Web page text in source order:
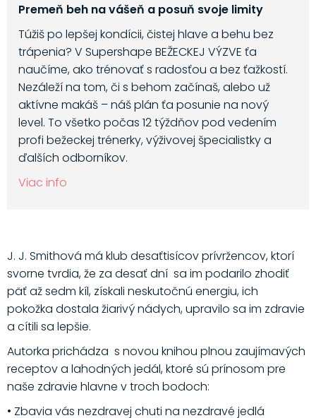
Premeň beh na vášeň a posuň svoje limity
Túžiš po lepšej kondícii, čistej hlave a behu bez
trápenia? V Supershape BEŽECKEJ VÝZVE ťa
naučíme, ako trénovať s radosťou a bez ťažkostí.
Nezáleží na tom, či s behom začínaš, alebo už
aktívne makáš – náš plán ťa posunie na nový
level. To všetko počas 12 týždňov pod vedením
profi bežeckej trénerky, výživovej špecialistky a
ďalších odborníkov.
Viac info
J. J. Smithová má klub desaťtisícov prívržencov, ktorí
svorne tvrdia, že za desať dní sa im podarilo zhodiť
päť až sedm kíl, získali neskutočnú energiu, ich
pokožka dostala žiarivý nádych, upravilo sa im zdravie
a cítili sa lepšie.
Autorka prichádza s novou knihou plnou zaujímavých
receptov a lahodných jedál, ktoré sú prínosom pre
naše zdravie hlavne v troch bodoch:
• Zbavia vás nezdravej chuti na nezdravé jedlá